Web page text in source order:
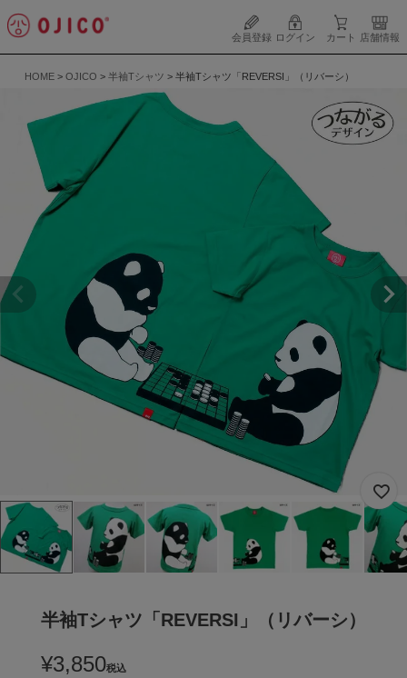
会員登録 ログイン カート 店舗情報
HOME OJICO 半袖Tシャツ 半袖Tシャツ「REVERSI」（リバーシ）
半袖Tシャツ「REVERSI」（リバーシ）
¥3,850税込